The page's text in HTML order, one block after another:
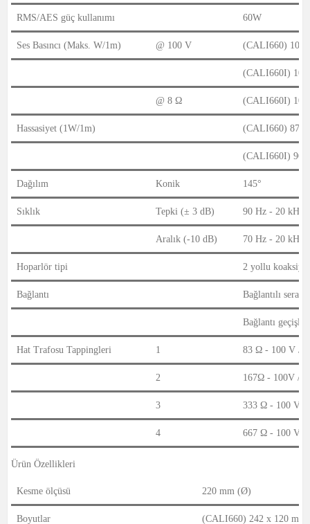
RMS/AES güç kullanımı 60W
Ses Basıncı (Maks. W/1m) @ 100 V (CALI660) 106
(CALI660I) 108
@ 8 Ω (CALI660I) 108
Hassasiyet (1W/1m) (CALI660) 87
(CALI660I) 90
Dağılım Konik 145°
Sıklık Tepki (± 3 dB) 90 Hz - 20 kHz
Aralık (-10 dB) 70 Hz - 20 kHz
Hoparlör tipi 2 yollu koaksiyel
Bağlantı Bağlantılı
Bağlantı geçişli
Hat Trafosu Tappingleri 1 83 Ω - 100 V /
2 167Ω - 100V /
3 333 Ω - 100 V /
4 667 Ω - 100 V /
Ürün Özellikleri
Kesme ölçüsü 220 mm (Ø)
Boyutlar (CALI660) 242 x 120